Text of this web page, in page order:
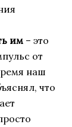
им – это
от
наш
что